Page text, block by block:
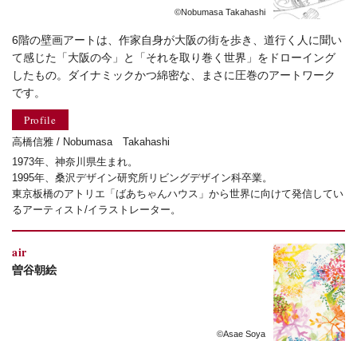
©Nobumasa Takahashi
6階の壁画アートは、作家自身が大阪の街を歩き、道行く人に聞い
て感じた「大阪の今」と「それを取り巻く世界」をドローイング
したもの。ダイナミックかつ綿密な、まさに圧巻のアートワーク
です。
Profile
高橋信雅 / Nobumasa Takahashi
1973年、神奈川県生まれ。
1995年、桑沢デザイン研究所リビングデザイン科卒業。
東京板橋のアトリエ「ばあちゃんハウス」から世界に向けて発信してい
るアーティスト/イラストレーター。
air
曽谷朝絵
©Asae Soya